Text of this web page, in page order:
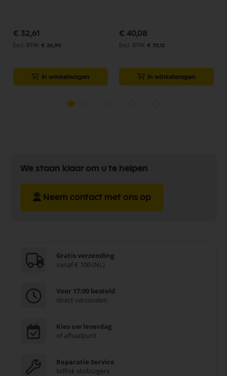
€ 32,61
€ 26,95
In winkelwagen
€ 40,08
€ 33,12
In winkelwagen
We staan klaar om u te helpen
Neem contact met ons op
Gratis verzending
vanaf € 100 (NL)
Voor 17:00 besteld
direct verzonden
Kies uw leverdag
of afhaalpunt
Reparatie Service
Nilfisk stofzuigers